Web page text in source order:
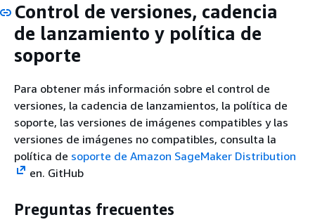
Control de versiones, cadencia
de lanzamiento y política de
soporte
Para obtener más información sobre el control de
versiones, la cadencia de lanzamientos, la política de
soporte, las versiones de imágenes compatibles y las
versiones de imágenes no compatibles, consulta la
política de soporte de Amazon SageMaker Distribution
en. GitHub
Preguntas frecuentes